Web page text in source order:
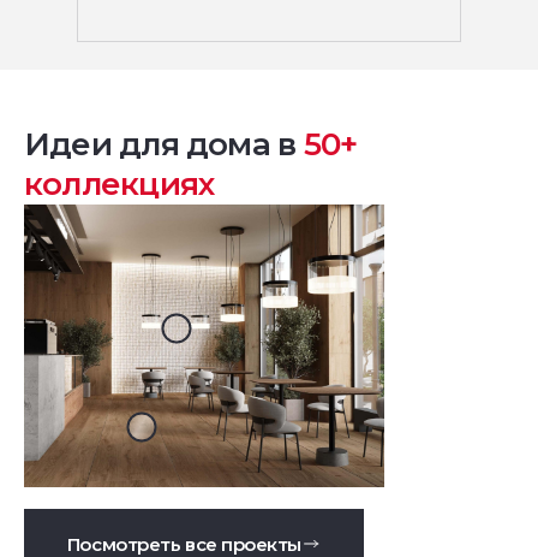
Идеи для дома в 50+
коллекциях
Посмотреть все проекты